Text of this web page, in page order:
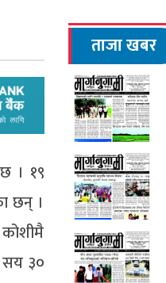
। १९
छन् ।
सय ३०
ताजा खबर